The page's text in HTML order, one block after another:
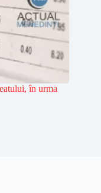
în urma